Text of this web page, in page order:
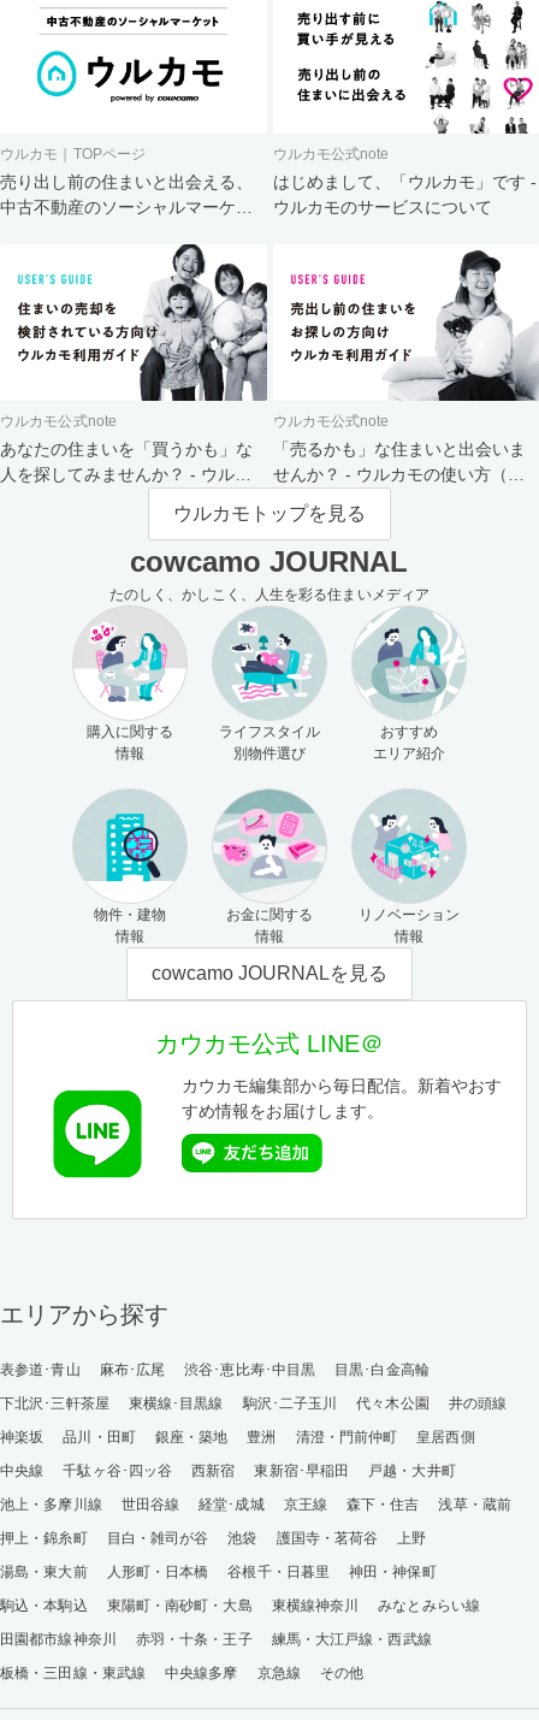
ウルカモ｜TOPページ
売り出し前の住まいと出会える、
中古不動産のソーシャルマーケッ
ウルカモ公式note
はじめまして、「ウルカモ」です -
ウルカモのサービスについて
ウルカモ公式note
あなたの住まいを「買うかも」な
人を探してみませんか？ - ウルカ
ウルカモ公式note
「売るかも」な住まいと出会いま
せんか？ - ウルカモの使い方（買
主さま向け）
ウルカモトップを見る
cowcamo JOURNAL
たのしく、かしこく、人生を彩る住まいメディア
購入に関する
情報
ライフスタイル
別物件選び
おすすめ
エリア紹介
物件・建物
情報
お金に関する
情報
リノベーション
情報
cowcamo JOURNALを見る
カウカモ公式 LINE＠
カウカモ編集部から毎日配信。新着やおす
すめ情報をお届けします。
エリアから探す
表参道･青山 麻布･広尾 渋谷･恵比寿･中目黒
目黒･白金高輪
下北沢･三軒茶屋
東横線･目黒線 駒沢･二子玉川 代々木公園
井の頭線
神楽坂
品川・田町 銀座・築地 豊洲 清澄・門前仲町
皇居西側
中央線
千駄ヶ谷･四ッ谷 西新宿 東新宿･早稲田
戸越・大井町
池上・多摩川線
世田谷線 経堂･成城 京王線 森下・住吉
浅草・蔵前
押上・錦糸町
目白・雑司が谷 池袋 護国寺・茗荷谷
上野
湯島・東大前
人形町・日本橋 谷根千・日暮里
神田・神保町
駒込・本駒込
東陽町・南砂町・大島 東横線神奈川
みなとみらい線
田園都市線神奈川
赤羽・十条・王子
練馬・大江戸線・西武線
板橋・三田線・東武線
中央線多摩 京急線 その他